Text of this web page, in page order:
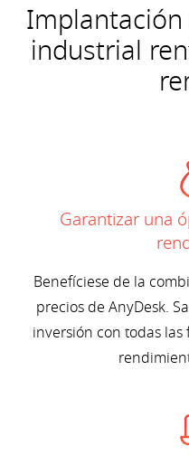
industrial
Garantizar una
Benefíciese de la
precios de AnyDesk.
inversión con todas